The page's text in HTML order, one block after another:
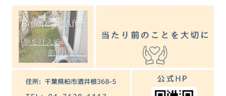
へ
リフォームで水質改善と使いやすいシンク
を実現
浄水器設置とシンクリフォームのメリット
を解説
キッチンリフォームで失敗しないシンク選択ポ